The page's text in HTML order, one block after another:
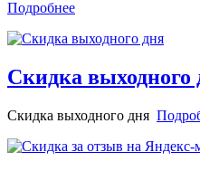
Подробнее
Скидка выходного
Скидка выходного дня